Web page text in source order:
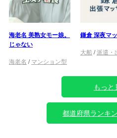
海老名 美熟女モー娘。
じゃない
海老名 /マンション型
鎌倉 深夜マ
大船 /派遣・
もっと
都道府県ランキ